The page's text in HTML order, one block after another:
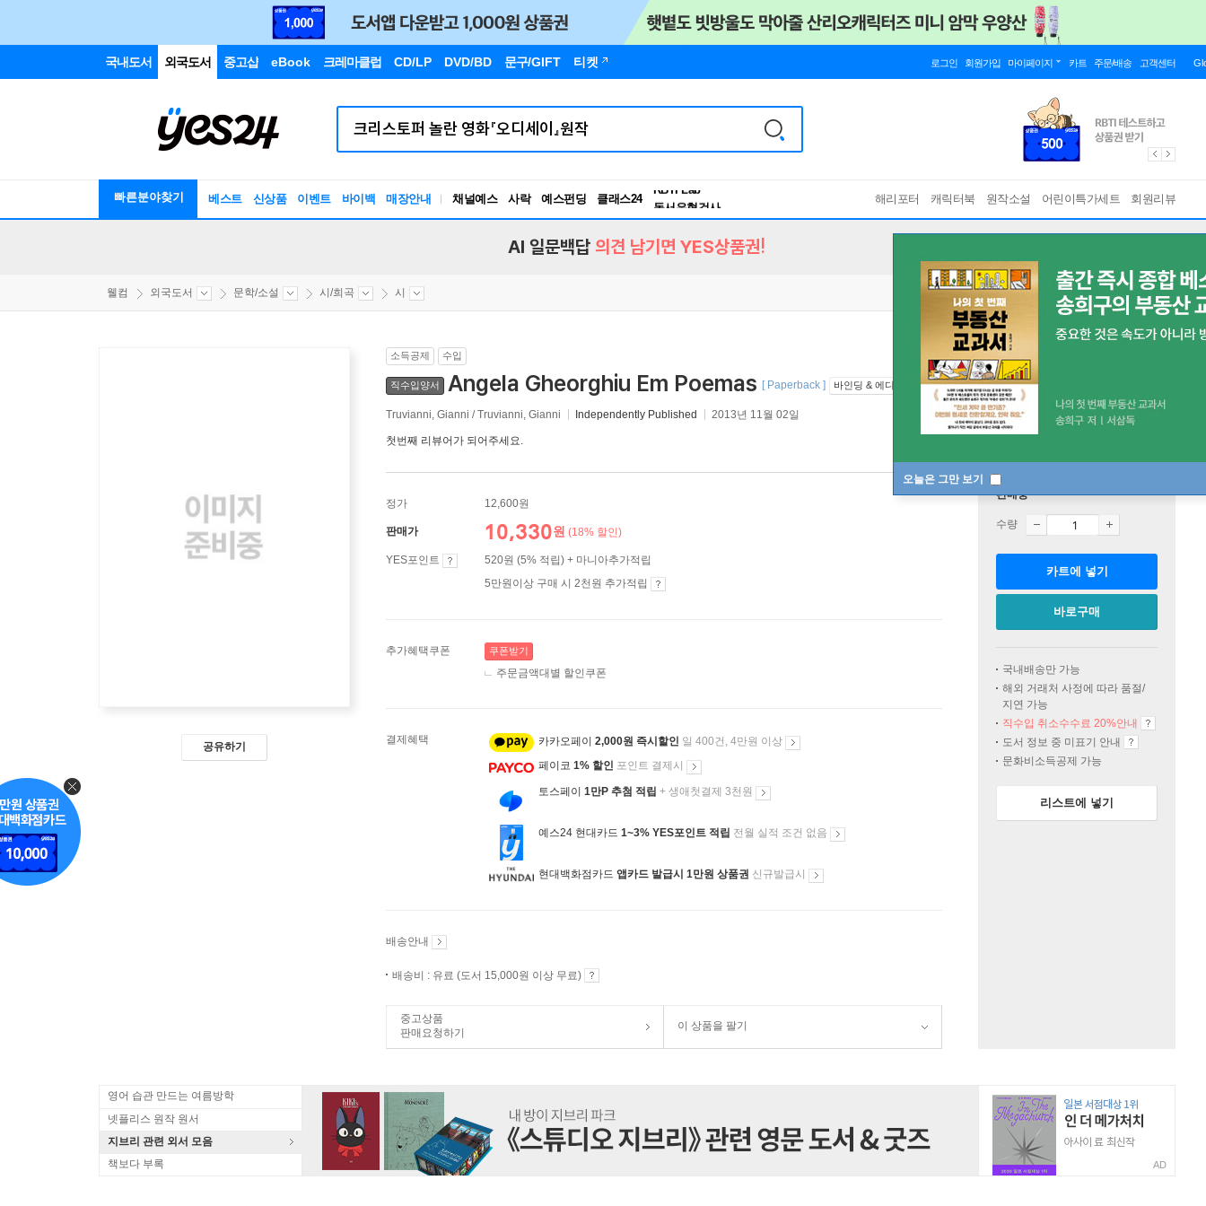
국내도서 외국도서 중고샵 eBook 크레마클럽 CD/LP DVD/BD 문구/GIFT 티켓 로그인 회원가입 마이페이지 카트 주문/배송 고객센터
빠른분야찾기 베스트 신상품 이벤트 바이백 매장안내 채널예스 사락 예스펀딩 클래스24
독서유형검사
해리포터 캐릭터북 원작소설 어린이특가세트 회원리뷰
오늘은 그만 보기
AI 일문백답 의견 남기면 YES상품권!
웰컴 외국도서 문학/소설 시/희곡 시
공유하기
소득공제 수입
직수입양서 Angela Gheorghiu Em Poemas [ Paperback ] 바인딩 & 에디션 안내
Truvianni, Gianni / Truvianni, Gianni Independently Published 2013년 11월 02일
첫번째 리뷰어가 되어주세요.
정가 12,600원
판매가 10,330원 (18% 할인)
YES포인트
520원 (5% 적립) + 마니아추가적립
5만원이상 구매 시 2천원 추가적립
추가혜택쿠폰 쿠폰받기
주문금액대별 할인쿠폰
결제혜택 카카오페이 2,000원 즉시할인 일 400건, 4만원 이상
페이코 1% 할인 포인트 결제시
토스페이 1만P 추첨 적립 + 생애첫결제 3천원
예스24 현대카드 1~3% YES포인트 적립 전월 실적 조건 없음
현대백화점카드 앱카드 발급시 1만원 상품권 신규발급시
배송안내
배송비 : 유료 (도서 15,000원 이상 무료)
중고상품
판매요청하기
이 상품을 팔기
판매중
수량
카트에 넣기
바로구매
국내배송만 가능
해외 거래처 사정에 따라 품절/
지연 가능
직수입 취소수수료 20%안내
도서 정보 중 미표기 안내
문화비소득공제 가능
리스트에 넣기
영어 습관 만드는 여름방학
넷플리스 원작 원서
지브리 관련 외서 모음
책보다 부록
AD